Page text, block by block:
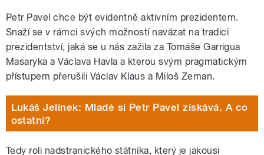
Petr Pavel chce být evidentně aktivním prezidentem.
Snaží se v rámci svých možností navázat na tradici
prezidentství, jaká se u nás zažila za Tomáše Garrigua
Masaryka a Václava Havla a kterou svým pragmatickým
přístupem přerušili Václav Klaus a Miloš Zeman.
Lukáš Jelínek: Mladé si Petr Pavel získává. A co
ostatní?
Tedy roli nadstranického státníka, který je jakousi